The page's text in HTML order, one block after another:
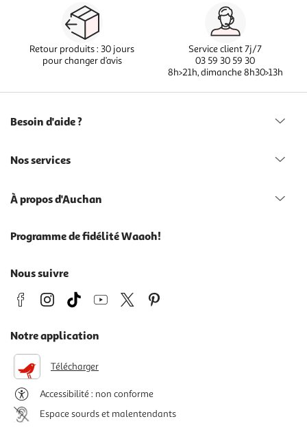
Retour produits : 30 jours
pour changer d’avis
Service client 7j/7
03 59 30 59 30
8h>21h, dimanche 8h30>13h
Besoin d'aide ?
Nos services
À propos d'Auchan
Programme de fidélité Waaoh!
Nous suivre
Notre application
Télécharger
Accessibilité : non conforme
Espace sourds et malentendants